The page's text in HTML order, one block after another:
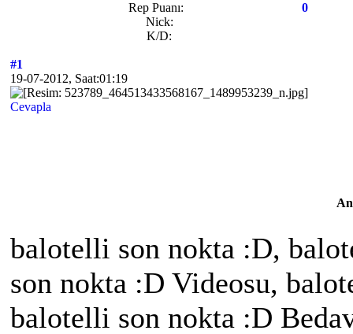
Rep Puanı:
0
Nick:
K/D:
#1
19-07-2012, Saat:01:19
Cevapla
balotelli son nokta :D,
son nokta :D Videosu,
balotelli son nokta :D